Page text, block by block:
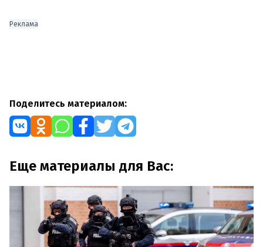
Реклама
Поделитесь материалом:
Еще материалы для Вас: